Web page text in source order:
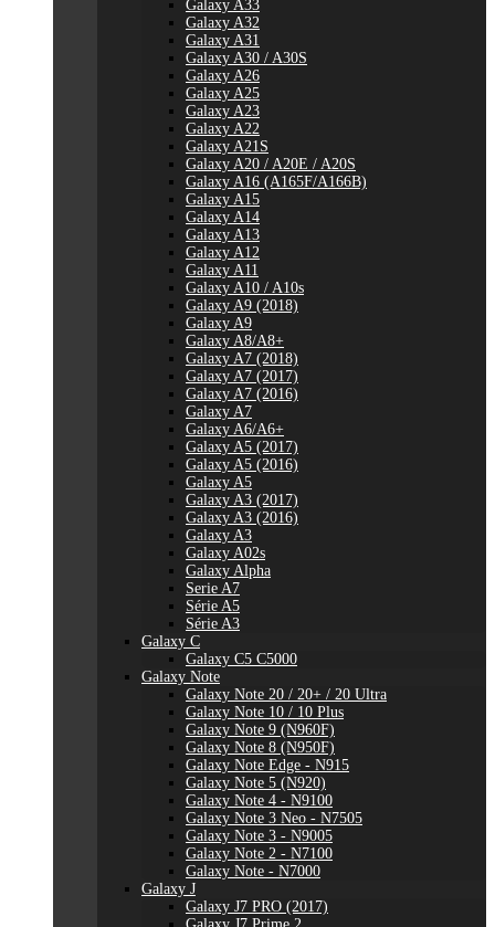
Galaxy A33
Galaxy A32
Galaxy A31
Galaxy A30 / A30S
Galaxy A26
Galaxy A25
Galaxy A23
Galaxy A22
Galaxy A21S
Galaxy A20 / A20E / A20S
Galaxy A16 (A165F/A166B)
Galaxy A15
Galaxy A14
Galaxy A13
Galaxy A12
Galaxy A11
Galaxy A10 / A10s
Galaxy A9 (2018)
Galaxy A9
Galaxy A8/A8+
Galaxy A7 (2018)
Galaxy A7 (2017)
Galaxy A7 (2016)
Galaxy A7
Galaxy A6/A6+
Galaxy A5 (2017)
Galaxy A5 (2016)
Galaxy A5
Galaxy A3 (2017)
Galaxy A3 (2016)
Galaxy A3
Galaxy A02s
Galaxy Alpha
Serie A7
Série A5
Série A3
Galaxy C
Galaxy C5 C5000
Galaxy Note
Galaxy Note 20 / 20+ / 20 Ultra
Galaxy Note 10 / 10 Plus
Galaxy Note 9 (N960F)
Galaxy Note 8 (N950F)
Galaxy Note Edge - N915
Galaxy Note 5 (N920)
Galaxy Note 4 - N9100
Galaxy Note 3 Neo - N7505
Galaxy Note 3 - N9005
Galaxy Note 2 - N7100
Galaxy Note - N7000
Galaxy J
Galaxy J7 PRO (2017)